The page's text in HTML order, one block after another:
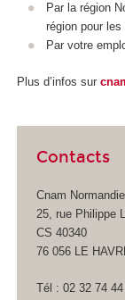
Par la région
région pour les
Par votre
Plus d’infos sur
Contacts
Cnam
25, rue Philippe
CS 40340
76 056 LE
Tél : 02 32 74